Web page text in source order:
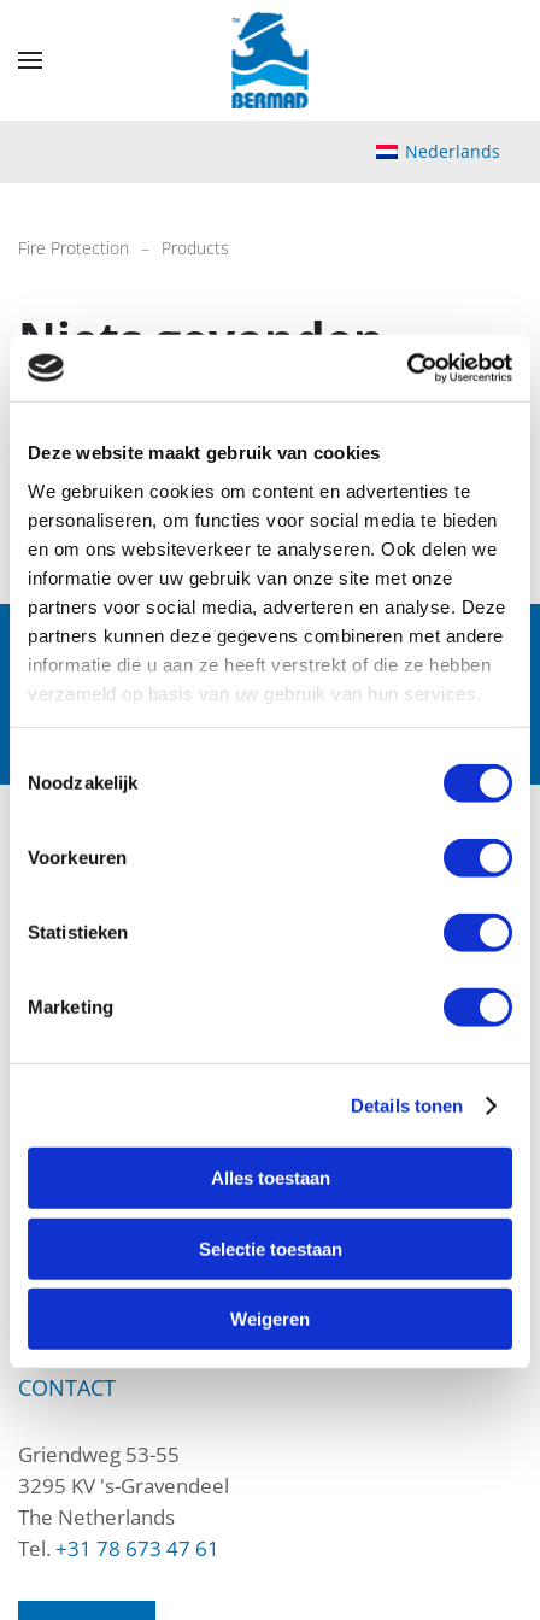
Deze website maakt gebruik van cookies
We gebruiken cookies om content en advertenties te
personaliseren, om functies voor social media te bieden
en om ons websiteverkeer te analyseren. Ook delen we
informatie over uw gebruik van onze site met onze
partners voor social media, adverteren en analyse. Deze
partners kunnen deze gegevens combineren met andere
informatie die u aan ze heeft verstrekt of die ze hebben
verzameld op basis van uw gebruik van hun services.
Noodzakelijk
Voorkeuren
Statistieken
Marketing
Details tonen
Alles toestaan
Selectie toestaan
Weigeren
Nederlands
Fire Protection Products
Niets gevonden
Misschien helpt het om te zoeken.
Follow us:
PRODUCTS
Waterworks
BERMAD HOLLAND
Algemene Voorwaarden
CONTACT
Griendweg 53-55
3295 KV 's-Gravendeel
The Netherlands
Tel. +31 78 673 47 61